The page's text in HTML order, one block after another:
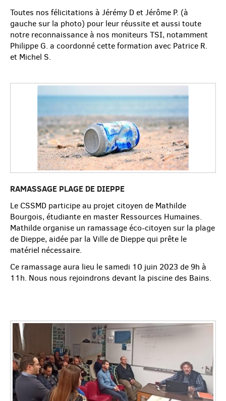
Toutes nos félicitations à Jérémy D et Jérôme P. (à
gauche sur la photo) pour leur réussite et aussi toute
notre reconnaissance à nos moniteurs TSI, notamment
Philippe G. a coordonné cette formation avec Patrice R.
et Michel S.
RAMASSAGE PLAGE DE DIEPPE
Le CSSMD participe au projet citoyen de Mathilde
Bourgois, étudiante en master Ressources Humaines.
Mathilde organise un ramassage éco-citoyen sur la plage
de Dieppe, aidée par la Ville de Dieppe qui prête le
matériel nécessaire.
Ce ramassage aura lieu le samedi 10 juin 2023 de 9h à
11h. Nous nous rejoindrons devant la piscine des Bains.